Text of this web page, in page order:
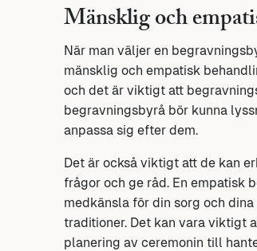
Mänsklig och
När man väljer en
mänsklig och empatisk
och det är viktigt att
begravningsbyrå bör kunna
anpassa sig efter dem.
Det är också viktigt att de kan
frågor och ge råd. En empatisk
medkänsla för din sorg och
traditioner. Det kan vara viktigt
planering av ceremonin till